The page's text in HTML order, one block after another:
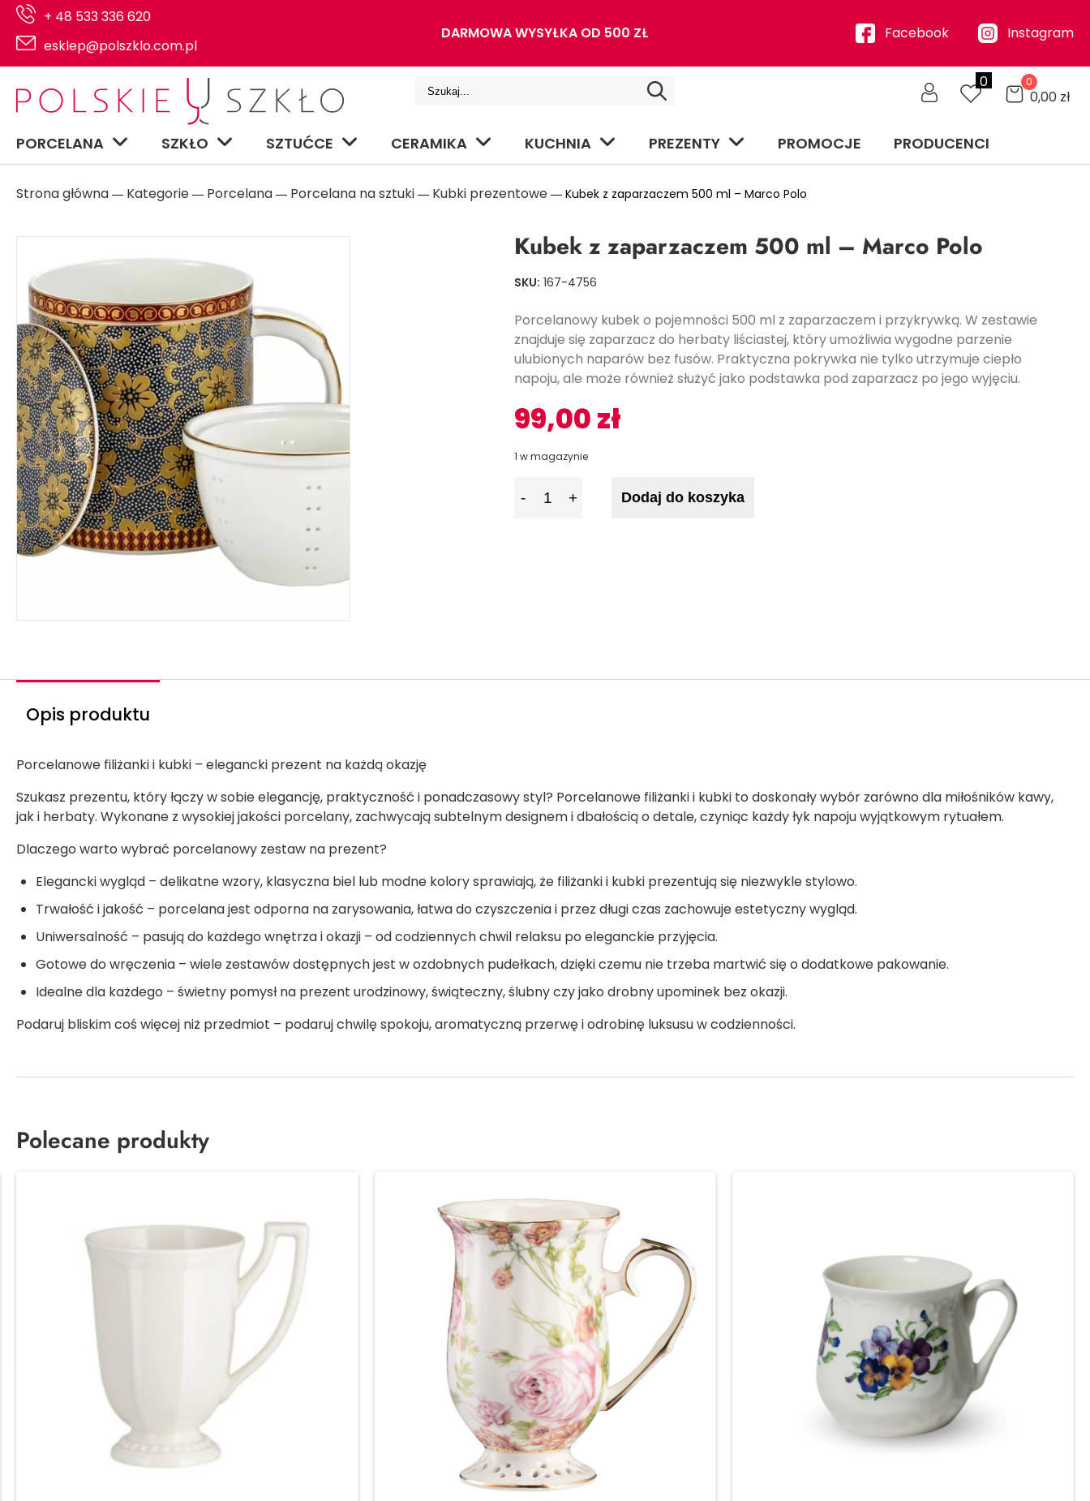
+ 48 533 336 620
esklep@polszklo.com.pl
DARMOWA WYSYŁKA OD 500 ZŁ Facebook Instagram
0 0
0,00 zł
PORCELANA SZKŁO SZTUĆCE CERAMIKA KUCHNIA PREZENTY PROMOCJE PRODUCENCI
Strona główna ― Kategorie ― Porcelana ― Porcelana na sztuki ― Kubki prezentowe ― Kubek z zaparzaczem 500 ml – Marco Polo
Kubek z zaparzaczem 500 ml – Marco Polo
SKU: 167-4756
Porcelanowy kubek o pojemności 500 ml z zaparzaczem i przykrywką. W zestawie
znajduje się zaparzacz do herbaty liściastej, który umożliwia wygodne parzenie
ulubionych naparów bez fusów. Praktyczna pokrywka nie tylko utrzymuje ciepło
napoju, ale może również służyć jako podstawka pod zaparzacz po jego wyjęciu.
99,00zł
1 w magazynie
Dodaj do koszyka
Opis produktu
Porcelanowe filiżanki i kubki – elegancki prezent na każdą okazję
Szukasz prezentu, który łączy w sobie elegancję, praktyczność i ponadczasowy styl? Porcelanowe filiżanki i kubki to doskonały wybór zarówno dla miłośników kawy,
jak i herbaty. Wykonane z wysokiej jakości porcelany, zachwycają subtelnym designem i dbałością o detale, czyniąc każdy łyk napoju wyjątkowym rytuałem.
Dlaczego warto wybrać porcelanowy zestaw na prezent?
Elegancki wygląd – delikatne wzory, klasyczna biel lub modne kolory sprawiają, że filiżanki i kubki prezentują się niezwykle stylowo.
Trwałość i jakość – porcelana jest odporna na zarysowania, łatwa do czyszczenia i przez długi czas zachowuje estetyczny wygląd.
Uniwersalność – pasują do każdego wnętrza i okazji – od codziennych chwil relaksu po eleganckie przyjęcia.
Gotowe do wręczenia – wiele zestawów dostępnych jest w ozdobnych pudełkach, dzięki czemu nie trzeba martwić się o dodatkowe pakowanie.
Idealne dla każdego – świetny pomysł na prezent urodzinowy, świąteczny, ślubny czy jako drobny upominek bez okazji.
Podaruj bliskim coś więcej niż przedmiot – podaruj chwilę spokoju, aromatyczną przerwę i odrobinę luksusu w codzienności.
Polecane produkty